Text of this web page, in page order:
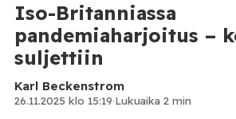
Iso-Britanniassa
pandemiaharjoitus –
suljettiin
Karl Beckenstrom
26.11.2025 klo 15:19·Lukuaika 2 min